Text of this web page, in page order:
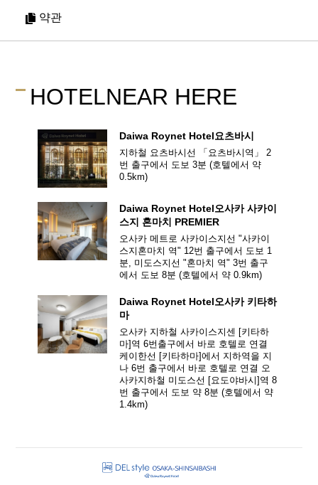
약관
HOTELNEAR HERE
Daiwa Roynet Hotel요츠바시
지하철 요츠바시선 「요츠바시역」 2
번 출구에서 도보 3분 (호텔에서 약
0.5km)
Daiwa Roynet Hotel오사카 사카이
스지 혼마치 PREMIER
오사카 메트로 사카이스지선 "사카이
스지혼마치 역" 12번 출구에서 도보 1
분, 미도스지선 "혼마치 역" 3번 출구
에서 도보 8분 (호텔에서 약0.9km)
Daiwa Roynet Hotel오사카 키타하
마
오사카 지하철 사카이스지센 [키타하
마]역 6번출구에서 바로 호텔로 연결
케이한선 [키타하마]에서 지하역을 지
나 6번 출구에서 바로 호텔로 연결 오
사카지하철 미도스선 [요도야바시]역 8
번 출구에서 도보 약 8분 (호텔에서 약
1.4km)